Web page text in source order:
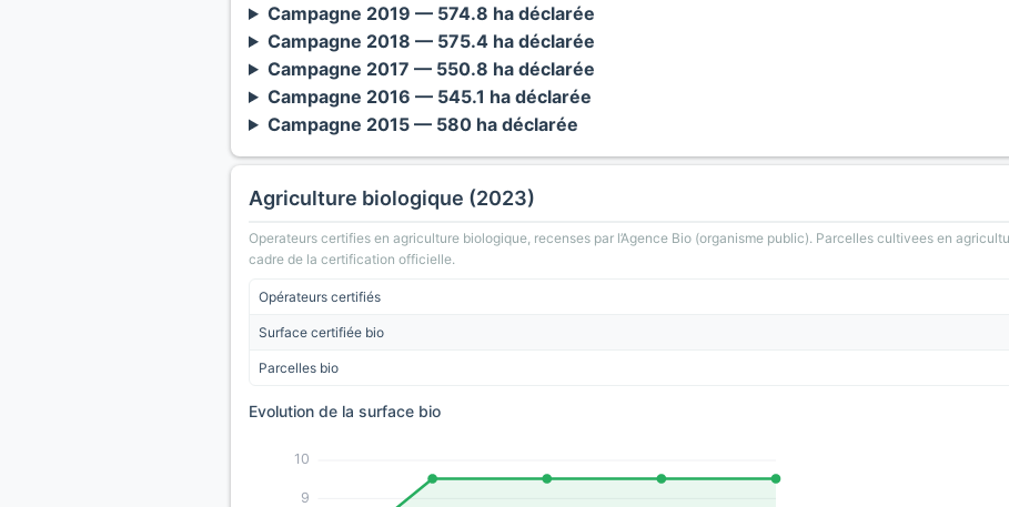
Campagne 2019 — 574.8 ha déclarée
Campagne 2018 — 575.4 ha déclarée
Campagne 2017 — 550.8 ha déclarée
Campagne 2016 — 545.1 ha déclarée
Campagne 2015 — 580 ha déclarée
Agriculture biologique (2023)
Operateurs certifies en agriculture biologique, recenses par l’Agence Bio (organisme public). Parcelles cultivees en
cadre de la certification officielle.
Opérateurs certifiés
Surface certifiée bio
Parcelles bio
Evolution de la surface bio
9
10